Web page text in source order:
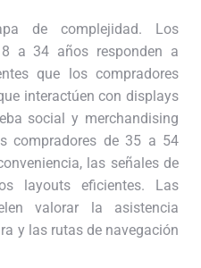
de complejidad. Los
a 34 años responden a
que los compradores
interactúen con displays
social y merchandising
compradores de 35 a 54
las señales de
layouts eficientes. Las
valorar la asistencia
y las rutas de navegación